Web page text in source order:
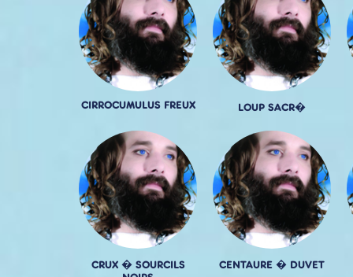
CIRROCUMULUS FREUX LOUP SACR�
CRUX � SOURCILS
CENTAURE � DUVET